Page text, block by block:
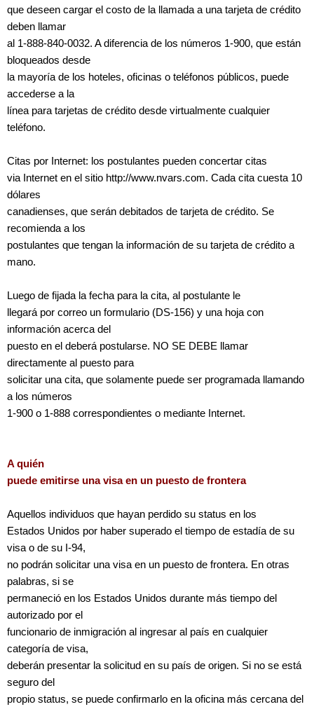
que deseen cargar el costo de la llamada a una tarjeta de crédito
deben llamar
al 1-888-840-0032. A diferencia de los números 1-900, que están
bloqueados desde
la mayoría de los hoteles, oficinas o teléfonos públicos, puede
accederse a la
línea para tarjetas de crédito desde virtualmente cualquier
teléfono.
Citas por Internet: los postulantes pueden concertar citas
via Internet en el sitio http://www.nvars.com. Cada cita cuesta 10
dólares
canadienses, que serán debitados de tarjeta de crédito. Se
recomienda a los
postulantes que tengan la información de su tarjeta de crédito a
mano.
Luego de fijada la fecha para la cita, al postulante le
llegará por correo un formulario (DS-156) y una hoja con
información acerca del
puesto en el deberá postularse. NO SE DEBE llamar
directamente al puesto para
solicitar una cita, que solamente puede ser programada llamando
a los números
1-900 o 1-888 correspondientes o mediante Internet.
A quién
puede emitirse una visa en un puesto de frontera
Aquellos individuos que hayan perdido su status en los
Estados Unidos por haber superado el tiempo de estadía de su
visa o de su I-94,
no podrán solicitar una visa en un puesto de frontera. En otras
palabras, si se
permaneció en los Estados Unidos durante más tiempo del
autorizado por el
funcionario de inmigración al ingresar al país en cualquier
categoría de visa,
deberán presentar la solicitud en su país de origen. Si no se está
seguro del
propio status, se puede confirmarlo en la oficina más cercana del